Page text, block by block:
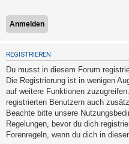
i
s
t
r
i
e
r
e
n
REGISTRIEREN
Du musst in diesem Forum
Die Registrierung ist in wenigen
auf weitere Funktionen
registrierten Benutzern auch
Beachte bitte unsere
Regelungen, bevor du dich
Forenregeln, wenn du dich in